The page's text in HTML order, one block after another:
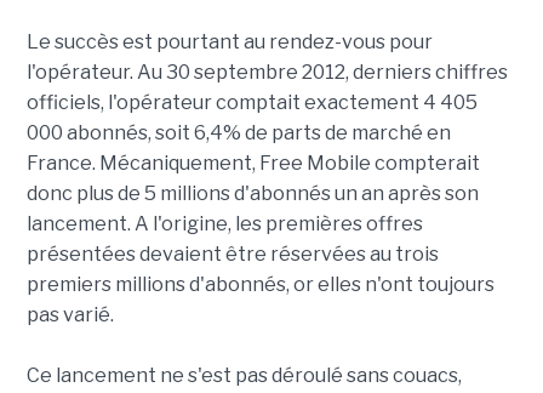
Le succès est pourtant au rendez-vous pour
l'opérateur. Au 30 septembre 2012, derniers chiffres
officiels, l'opérateur comptait exactement 4 405
000 abonnés, soit 6,4% de parts de marché en
France. Mécaniquement, Free Mobile compterait
donc plus de 5 millions d'abonnés un an après son
lancement. A l'origine, les premières offres
présentées devaient être réservées au trois
premiers millions d'abonnés, or elles n'ont toujours
pas varié.
Ce lancement ne s'est pas déroulé sans couacs,